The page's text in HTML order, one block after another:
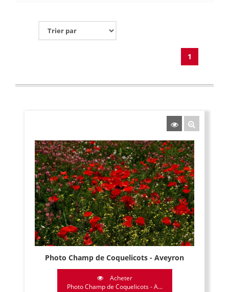
1
Photo Champ de Coquelicots - Aveyron
Acheter
Photo Champ de Coquelicots - A...